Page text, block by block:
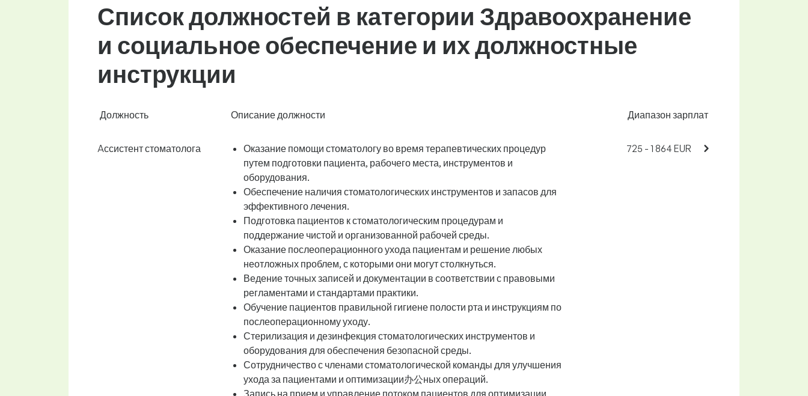
Список должностей в категории Здравоохранение
и социальное обеспечение и их должностные
инструкции
Должность Описание должности Диапазон зарплат
Aссистент стоматолога
Оказание помощи стоматологу во время терапевтических процедур
путем подготовки пациента, рабочего места, инструментов и
оборудования.
Обеспечение наличия стоматологических инструментов и запасов для
эффективного лечения.
Подготовка пациентов к стоматологическим процедурам и
поддержание чистой и организованной рабочей среды.
Оказание послеоперационного ухода пациентам и решение любых
неотложных проблем, с которыми они могут столкнуться.
Ведение точных записей и документации в соответствии с правовыми
регламентами и стандартами практики.
Обучение пациентов правильной гигиене полости рта и инструкциям по
послеоперационному уходу.
Стерилизация и дезинфекция стоматологических инструментов и
оборудования для обеспечения безопасной среды.
Сотрудничество с членами стоматологической команды для улучшения
ухода за пациентами и оптимизации办公ных операций.
Запись на прием и управление потоком пациентов для оптимизации
725 - 1 864 EUR